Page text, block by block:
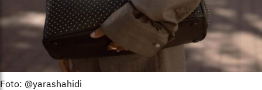
Foto: @yarashahidi